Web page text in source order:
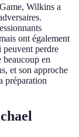
Wilkins a
ont également
peuvent perdre
en
et son approche
préparation